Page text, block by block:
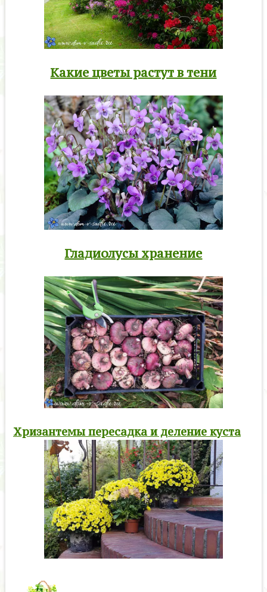
Какие цветы растут в тени
Гладиолусы хранение
Хризантемы пересадка и деление куста